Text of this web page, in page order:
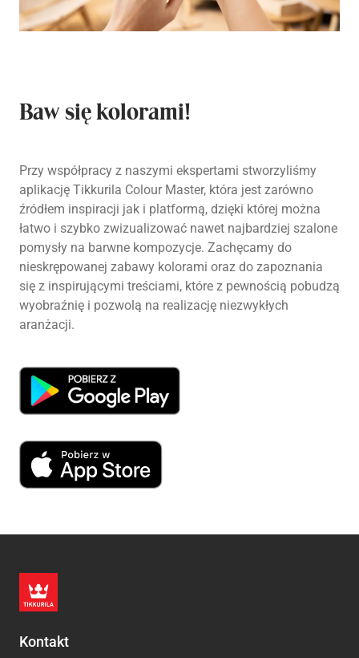
Baw się kolorami!
Przy współpracy z naszymi ekspertami stworzyliśmy
aplikację Tikkurila Colour Master, która jest zarówno
źródłem inspiracji jak i platformą, dzięki której można
łatwo i szybko zwizualizować nawet najbardziej szalone
pomysły na barwne kompozycje. Zachęcamy do
nieskrępowanej zabawy kolorami oraz do zapoznania
się z inspirującymi treściami, które z pewnością pobudzą
wyobraźnię i pozwolą na realizację niezwykłych
aranżacji.
Kontakt